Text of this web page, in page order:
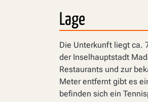
Lage
Die Unterkunft liegt ca.
der Inselhauptstadt
Restaurants und zur
Meter entfernt gibt es
befinden sich ein